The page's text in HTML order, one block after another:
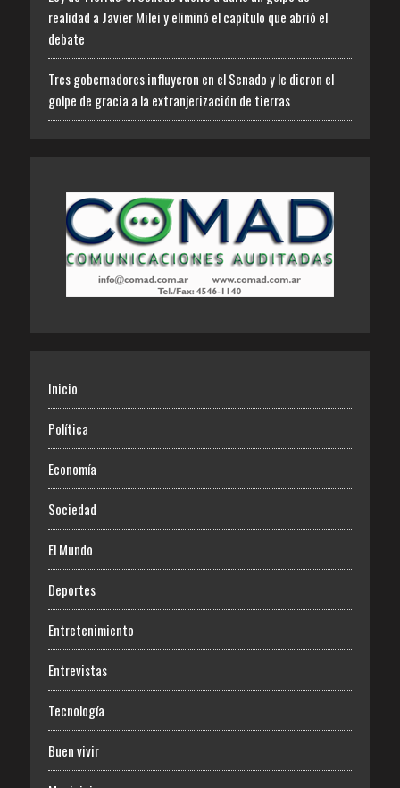
realidad a Javier Milei y eliminó el capítulo que abrió el
debate
Tres gobernadores influyeron en el Senado y le dieron el
golpe de gracia a la extranjerización de tierras
Inicio
Política
Economía
Sociedad
El Mundo
Deportes
Entretenimiento
Entrevistas
Tecnología
Buen vivir